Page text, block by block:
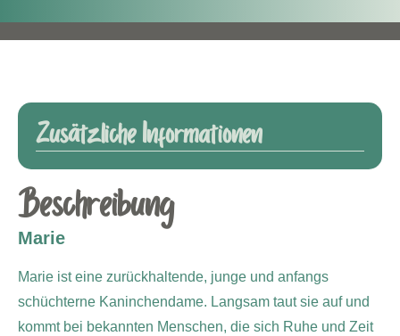
Zusätzliche Informationen
Beschreibung
Marie
Marie ist eine zurückhaltende, junge und anfangs
schüchterne Kaninchendame. Langsam taut sie auf und
kommt bei bekannten Menschen, die sich Ruhe und Zeit